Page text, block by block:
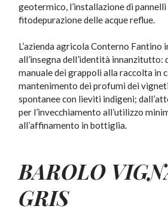
geotermico, l’installazione di
fitodepurazione delle acque reflue.
L’azienda agricola Conterno
all’insegna dell’identità innanzitutto:
manuale dei grappoli alla raccolta in
mantenimento dei profumi dei
spontanee con lieviti indigeni;
per l’invecchiamento all’utilizzo
all’affinamento in bottiglia.
BAROLO
GRIS